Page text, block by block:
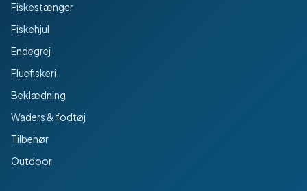
Fiskestænger
Fiskehjul
Endegrej
Fluefiskeri
Beklædning
Waders & fodtøj
Tilbehør
Outdoor